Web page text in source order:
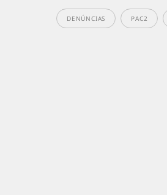
DENÚNCIAS PAC2